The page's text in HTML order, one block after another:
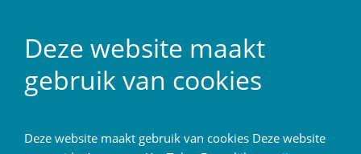
Deze website maakt
gebruik van cookies
Deze website maakt gebruik van cookies Deze website
Home
Terug